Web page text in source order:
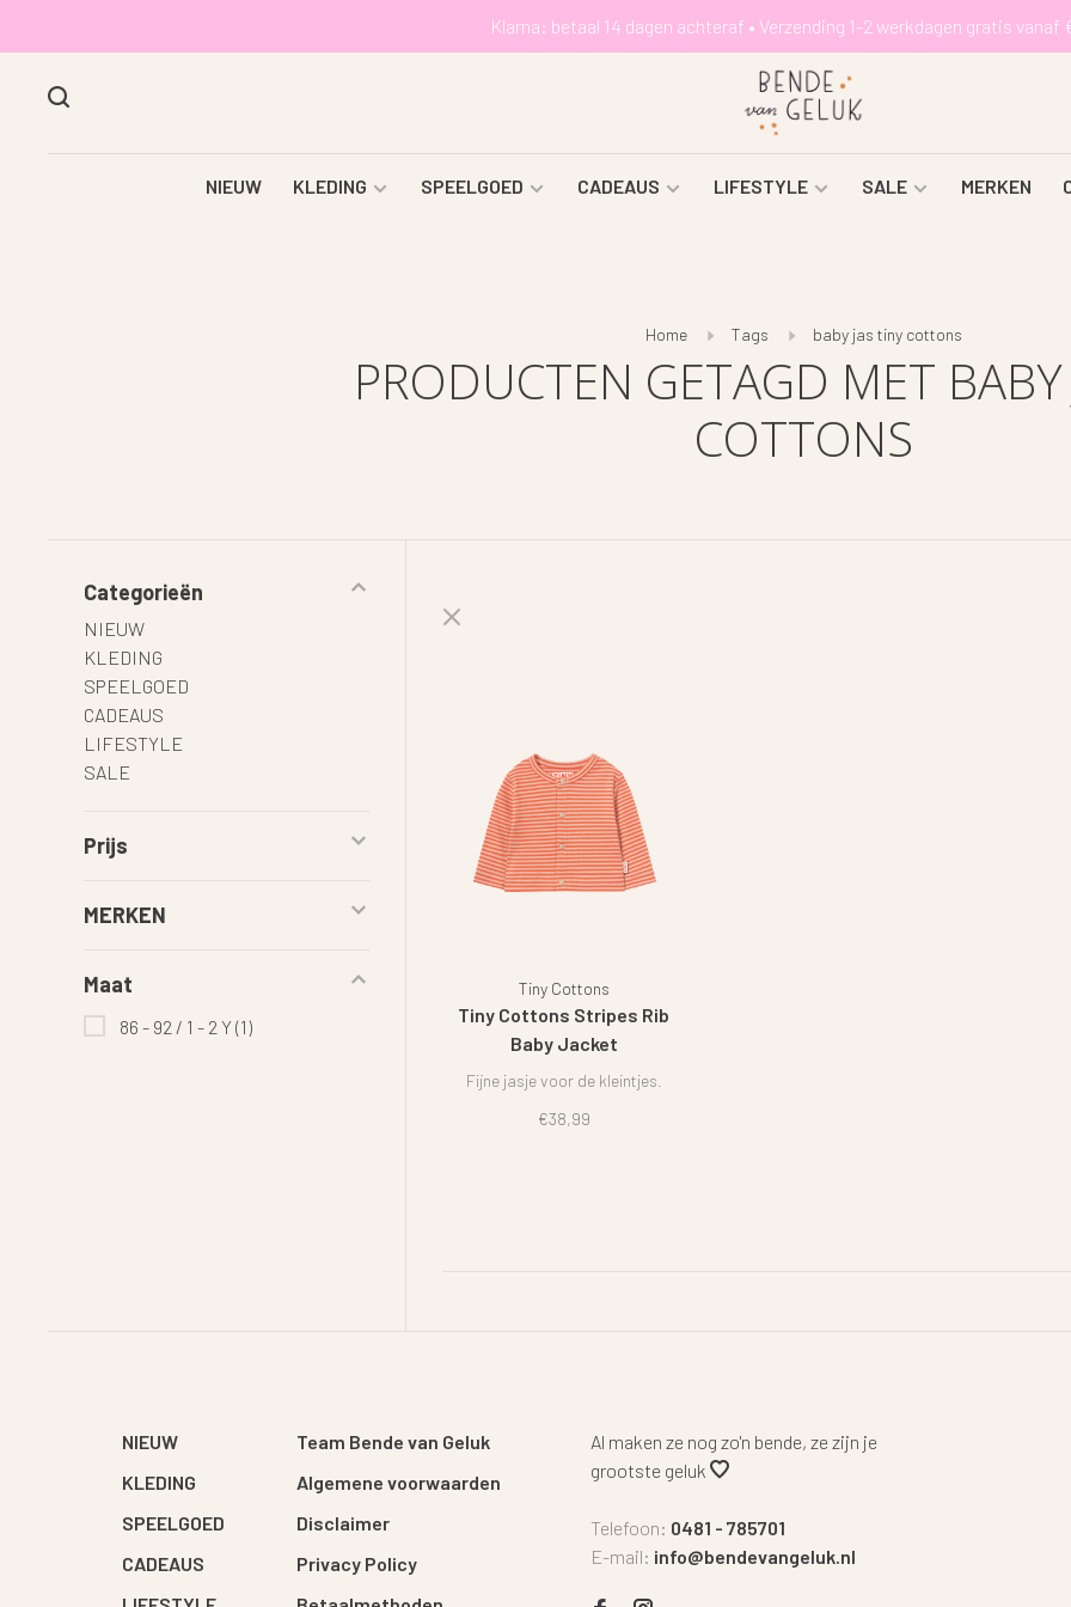
Klarna: betaal 14 dagen achteraf • Verzending 1-2 werkdagen gratis vanaf
NIEUW KLEDING SPEELGOED CADEAUS LIFESTYLE SALE MERKEN
Home Tags baby jas tiny cottons
PRODUCTEN GETAGD MET BABY
COTTONS
Categorieën
NIEUW
KLEDING
SPEELGOED
CADEAUS
LIFESTYLE
SALE
Prijs
MERKEN
Maat
86 - 92 / 1 - 2 Y (1)
Tiny Cottons
Tiny Cottons Stripes Rib
Baby Jacket
Fijne jasje voor de kleintjes.
€38,99
NIEUW
KLEDING
SPEELGOED
CADEAUS
Team Bende van Geluk
Algemene voorwaarden
Disclaimer
Privacy Policy
Al maken ze nog zo'n bende, ze zijn je
grootste geluk
Telefoon: 0481 - 785701
E-mail: info@bendevangeluk.nl